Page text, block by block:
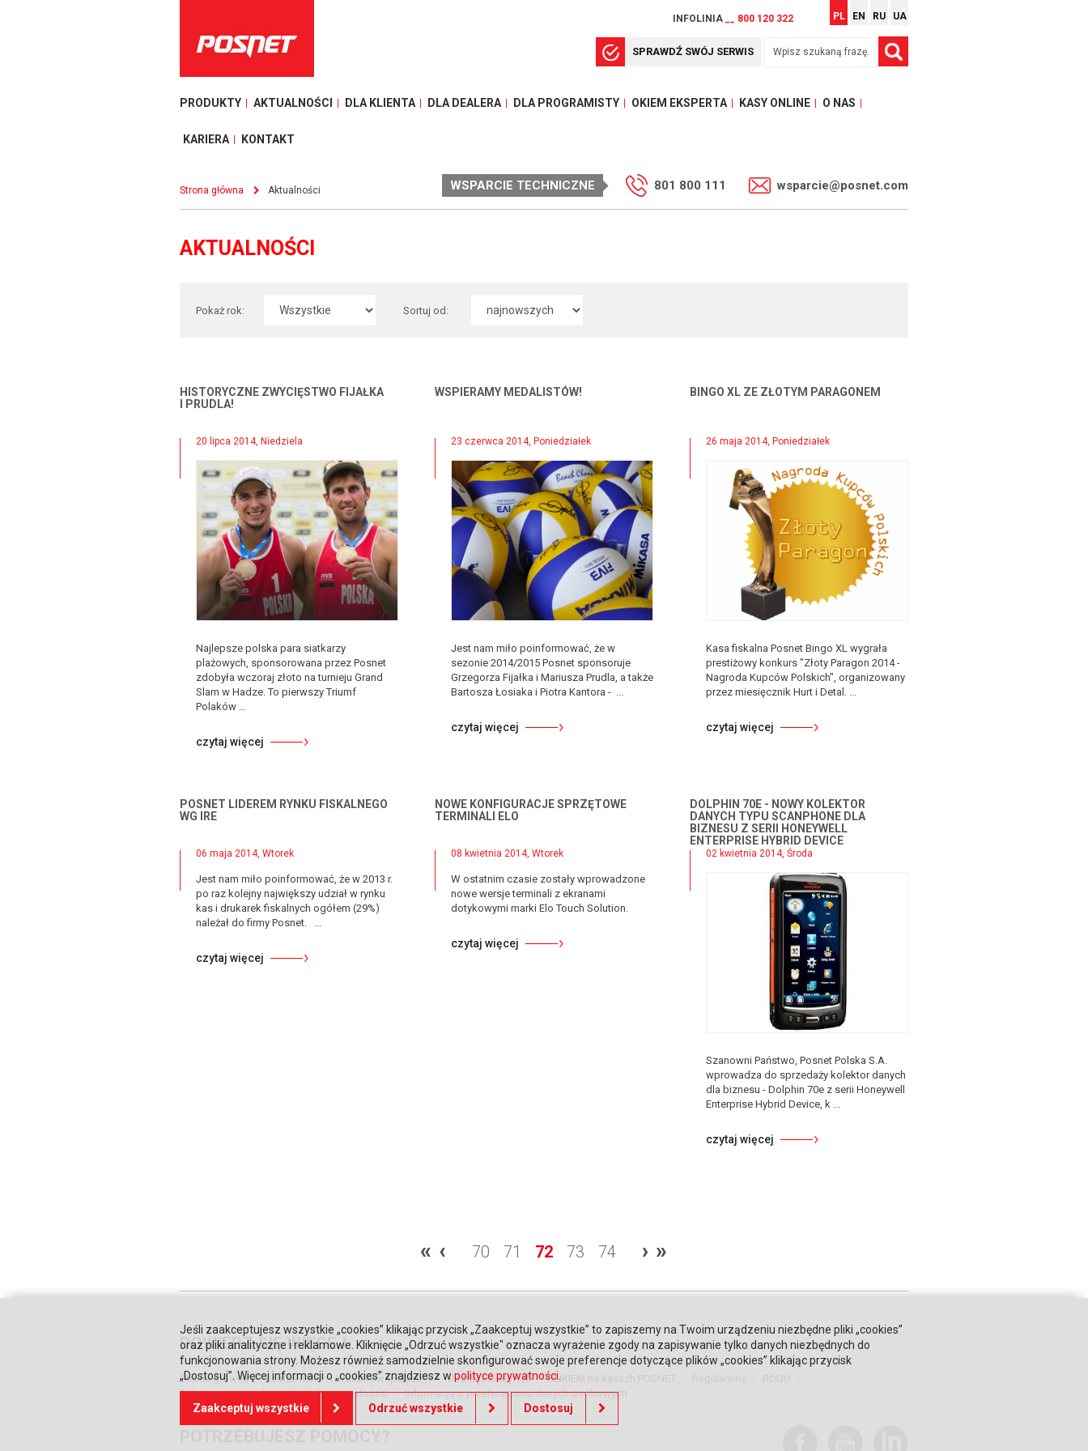
INFOLINIA __ 800 120 322 PL EN RU UA
SPRAWDŹ SWÓJ SERWIS
PRODUKTY AKTUALNOŚCI DLA KLIENTA DLA DEALERA DLA PROGRAMISTY OKIEM EKSPERTA KASY ONLINE O NAS
KARIERA KONTAKT
Strona główna Aktualności WSPARCIE TECHNICZNE 801 800 111 wsparcie@posnet.com
AKTUALNOŚCI
Pokaż rok: Sortuj od:
HISTORYCZNE ZWYCIĘSTWO FIJAŁKA
I PRUDLA!
20 lipca 2014, Niedziela
Najlepsze polska para siatkarzy
plażowych, sponsorowana przez Posnet
zdobyła wczoraj złoto na turnieju Grand
Slam w Hadze. To pierwszy Triumf
Polaków ...
czytaj więcej
WSPIERAMY MEDALISTÓW!
23 czerwca 2014, Poniedziałek
Jest nam miło poinformować, że w
sezonie 2014/2015 Posnet sponsoruje
Grzegorza Fijałka i Mariusza Prudla, a także
Bartosza Łosiaka i Piotra Kantora - ...
czytaj więcej
BINGO XL ZE ZŁOTYM PARAGONEM
26 maja 2014, Poniedziałek
Kasa fiskalna Posnet Bingo XL wygrała
prestiżowy konkurs "Złoty Paragon 2014 -
Nagroda Kupców Polskich", organizowany
przez miesięcznik Hurt i Detal. ...
czytaj więcej
POSNET LIDEREM RYNKU FISKALNEGO
WG IRE
06 maja 2014, Wtorek
Jest nam miło poinformować, że w 2013 r.
po raz kolejny największy udział w rynku
kas i drukarek fiskalnych ogółem (29%)
należał do firmy Posnet. ...
czytaj więcej
NOWE KONFIGURACJE SPRZĘTOWE
TERMINALI ELO
08 kwietnia 2014, Wtorek
W ostatnim czasie zostały wprowadzone
nowe wersje terminali z ekranami
dotykowymi marki Elo Touch Solution.
czytaj więcej
DOLPHIN 70E - NOWY KOLEKTOR
DANYCH TYPU SCANPHONE DLA
BIZNESU Z SERII HONEYWELL
ENTERPRISE HYBRID DEVICE
02 kwietnia 2014, Środa
Szanowni Państwo, Posnet Polska S.A.
wprowadza do sprzedaży kolektor danych
dla biznesu - Dolphin 70e z serii Honeywell
Enterprise Hybrid Device, k ...
czytaj więcej
« ‹ 70 71 72 73 74 › »
DOWIEDZ SIĘ WIĘCEJ
Strona główna Zaufali nam Warunki współpracy Poznaj Honeywell BLIKIEM na kasach POSNET
Relacje inwestorskie
Polityka prywatności Informacja o przetwarzaniu danych osobowych
Jeśli zaakceptujesz wszystkie „cookies” klikając przycisk „Zaakceptuj wszystkie” to zapiszemy na Twoim urządzeniu niezbędne pliki „cookies”
oraz pliki analityczne i reklamowe. Kliknięcie „Odrzuć wszystkie" oznacza wyrażenie zgody na zapisywanie tylko danych niezbędnych do
funkcjonowania strony. Możesz również samodzielnie skonfigurować swoje preferencje dotyczące plików „cookies” klikając przycisk
„Dostosuj”. Więcej informacji o „cookies” znajdziesz w polityce prywatności
Zaakceptuj wszystkie Odrzuć wszystkie Dostosuj